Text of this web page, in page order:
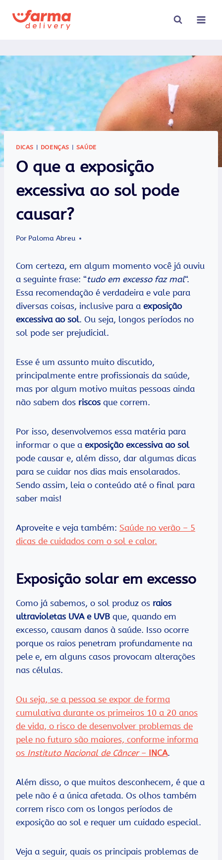
para
DICAS DOENÇAS SAÚDE
O que a exposição
excessiva ao sol pode
causar?
Por Paloma Abreu
Com certeza, em algum momento você já ouviu
a seguinte frase: “tudo em excesso faz mal“.
Essa recomendação é verdadeira e vale para
diversas coisas, inclusive para a exposição
excessiva ao sol. Ou seja, longos períodos no
sol pode ser prejudicial.
Esse é um assunto muito discutido,
principalmente entre profissionais da saúde,
mas por algum motivo muitas pessoas ainda
não sabem dos riscos que correm.
Por isso, desenvolvemos essa matéria para
informar o que a exposição excessiva ao sol
pode causar e, além disso, dar algumas dicas
para se cuidar nos dias mais ensolarados.
Sendo assim, leia o conteúdo até o final para
saber mais!
Aproveite e veja também: Saúde no verão – 5
dicas de cuidados com o sol e calor.
Exposição solar em excesso
Como já sabemos, o sol produz os raios
ultravioletas UVA e UVB que, quando em
excesso, causam danos à saúde. Isso ocorre
porque os raios penetram profundamente na
pele e, em alguns casos provocam alterações
nas células.
Ou seja, se a pessoa se expor de forma
cumulativa durante os primeiros 10 a 20 anos
de vida, o risco de desenvolver problemas de
pele no futuro são maiores, conforme informa
os Instituto Nacional de Câncer– INCA.
Além disso, o que muitos desconhecem, é que a
pele não é a única afetada. Os olhos também
correm risco com os longos períodos de
exposição ao sol e requer um cuidado especial.
Veja a seguir, quais os principais problemas de